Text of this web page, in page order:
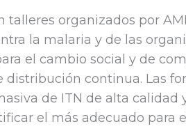
organizados por
la malaria y de las
el cambio social y de
continua. Las
de ITN de alta calidad
el más adecuado para